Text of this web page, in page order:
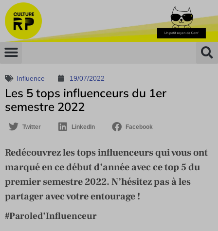
Influence 19/07/2022
Les 5 tops influenceurs du 1er
semestre 2022
Twitter LinkedIn Facebook
Redécouvrez les tops influenceurs qui vous ont
marqué en ce début d’année avec ce top 5 du
premier semestre 2022. N’hésitez pas à les
partager avec votre entourage !
#Paroled’Influenceur